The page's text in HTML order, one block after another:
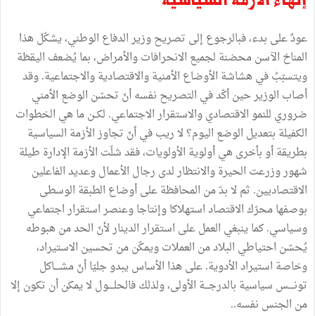
عودٌ على بدء، فبالرجوع إلى تصريح وزير الدفاع الوطني، يشكّل هذا
المناخ الآسن محضنة لجميع الانحرافات والأمراض، بما يُضعف اليقظة
ويتسبّبُ في هشاشة الأوضاع الأمنية والاقتصادية والاجتماعية. وقد
أصاب الوزير حين أكّد في التصريح نفسه أنّ تحسّن الوضع الأمني
ضروري للنمو الاقتصادي والاستقرار الاجتماعي. لكــن ما هي الخطوات
الكفيلة بتعديل الوضع اليوم؟ لا ريب في أنّ تجاوز الأزمة السياسية
بطريقة أو بأخرى هي أولوية الأولويات، فقد شلّت الأزمة الإدارة طيلة
شهور وزرعت الحيرة والانتظار لدى رجال الأعمال وعديد الفاعلين
الاقتصاديين. ثم لا بدّ من المحافظة على أوضاع الطبقة الوسطى
بوصفها محرّك الاقتصاد استهلاكا وإنتاجا وعنصر استقرار اجتماعي
وسياسي. كما ينبغي العمل على استقرار الدينار لأنّ الحد من هبوطه
يُحسّن احتياطي البلاد من العملات ويمكّن من تحسين الاستيراد،
وخاصة استيراد الأدوية. على هذا الأساس يبدو جليّا أنّ مشــــاكل
تونــــس سياسية بالدرجـــة الأولى، ولذلك فالحلــــول لا يمكن أن تكون إلا
من الجنس نفسه..